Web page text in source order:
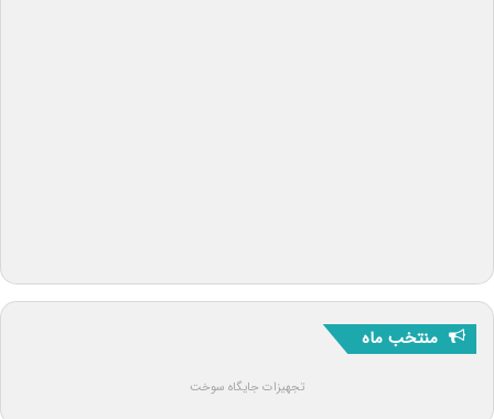
منتخب ماه
تجهیزات جایگاه سوخت